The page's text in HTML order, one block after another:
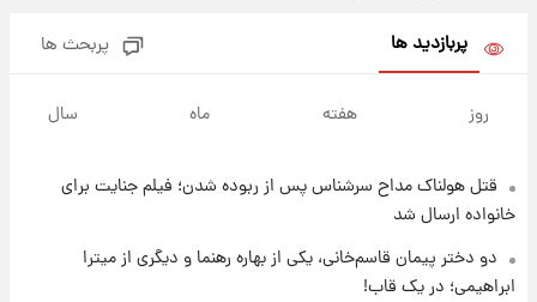
۱۹ ساعت پیش
پربازدید ها پربحث ها
روز هفته ماه سال
قتل هولناک مداح سرشناس پس از ربوده شدن؛ فیلم جنایت برای
خانواده ارسال شد
دو دختر پیمان قاسم‌خانی، یکی از بهاره رهنما و دیگری از میترا
ابراهیمی؛ در یک قاب!